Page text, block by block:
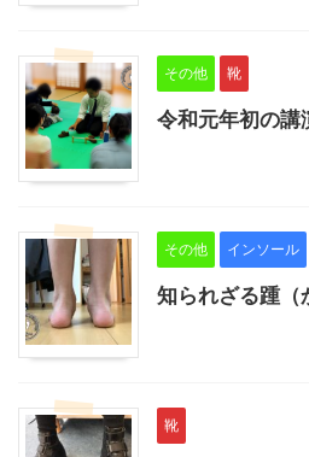
その他 靴
令和元年初の講
その他 インソール
知られざる踵（
靴